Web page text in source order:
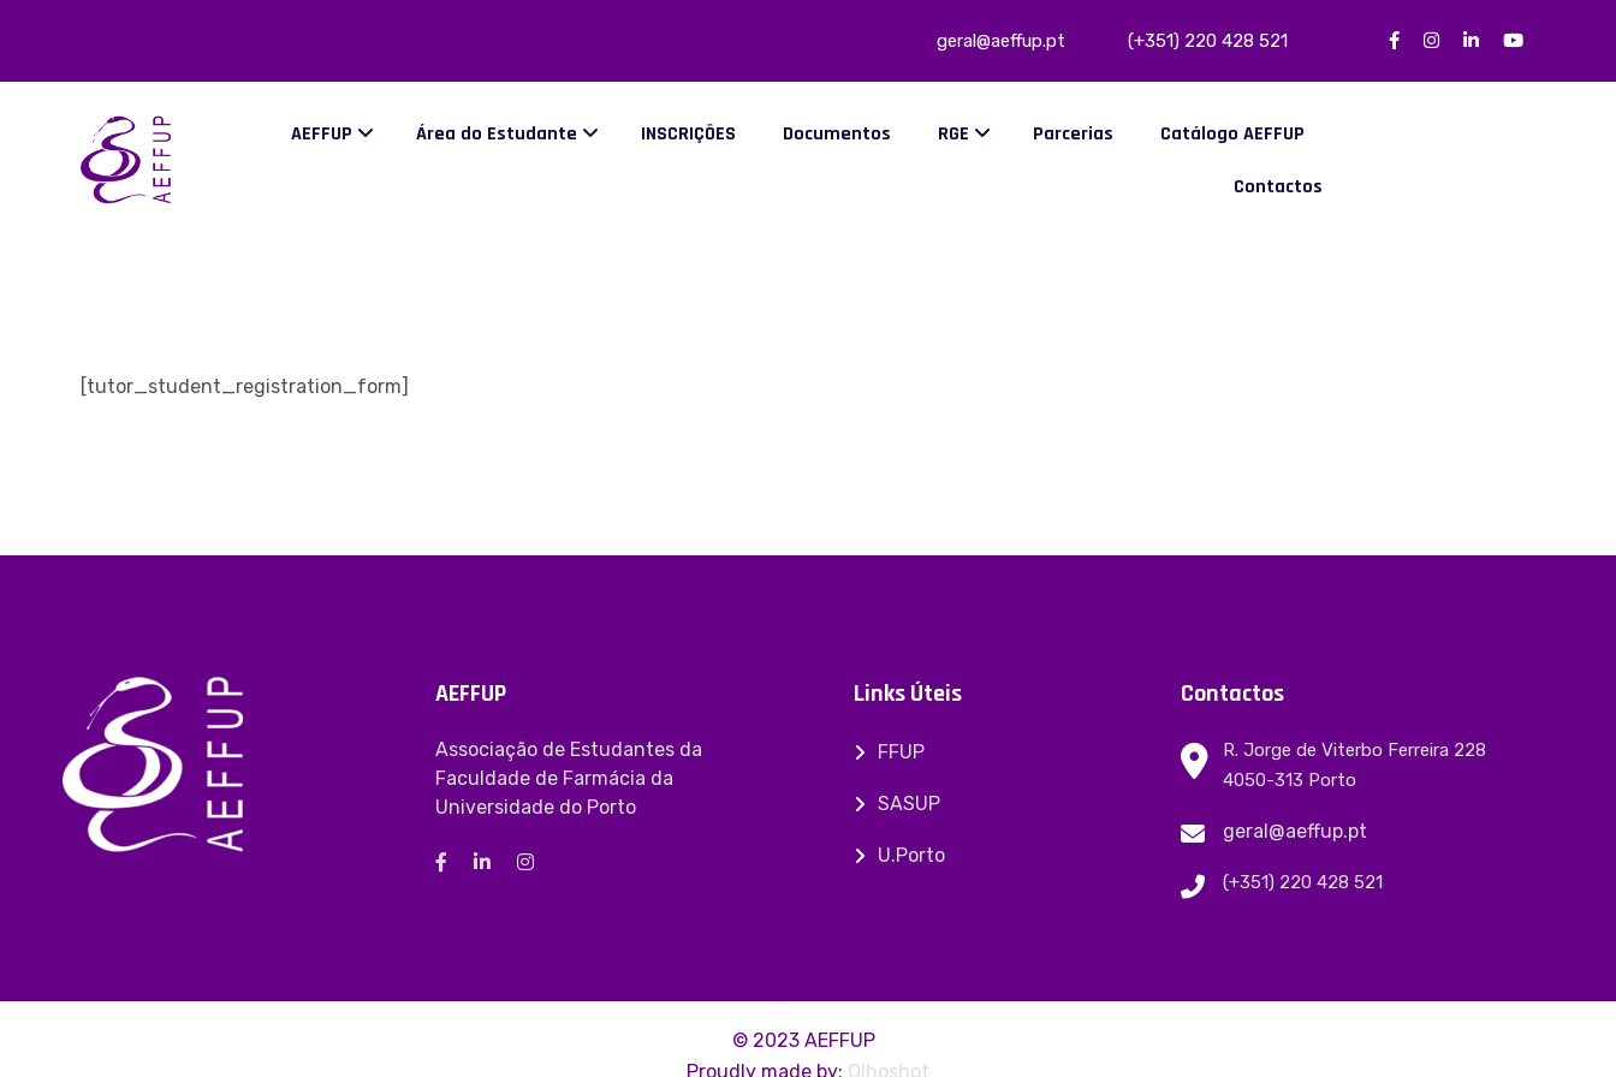
geral@aeffup.pt (+351) 220 428 521
AEFFUP Área do Estudante INSCRIÇÕES Documentos RGE Parcerias Catálogo AEFFUP
Contactos
[tutor_student_registration_form]
AEFFUP
Associação de Estudantes da
Faculdade de Farmácia da
Universidade do Porto
Links Úteis
FFUP
SASUP
U.Porto
Contactos
R. Jorge de Viterbo Ferreira 228
4050-313 Porto
geral@aeffup.pt
(+351) 220 428 521
© 2023 AEFFUP
Proudly made by: Olhoshot